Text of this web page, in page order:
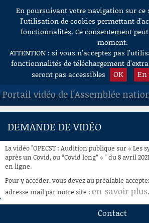
Aller au contenu
En poursuivant votre navigation sur ce
l’utilisation de cookies permettant
fonctionnalités. Ce consentement
moment.
ATTENTION : si vous n’acceptez pas
fonctionnalités de téléchargement
seront pas accessibles
OK
Portail vidéo de l'Assemblée
ACCUEIL
À LA DEMANDE
RECHERCHE
AIDE À LA DÉCOUPE
DE VIDÉOS
DEMANDE DE VIDÉO
La vidéo "OPECST : Audition publique sur « Les
après un Covid, ou “Covid long” » " du 8 avril
en ligne.
Pour y accéder, vous devez au préalable
adresse mail par notre site : en savoir plus.
Contact